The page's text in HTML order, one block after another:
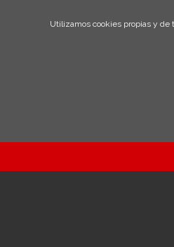
Utilizamos cookies propias y de